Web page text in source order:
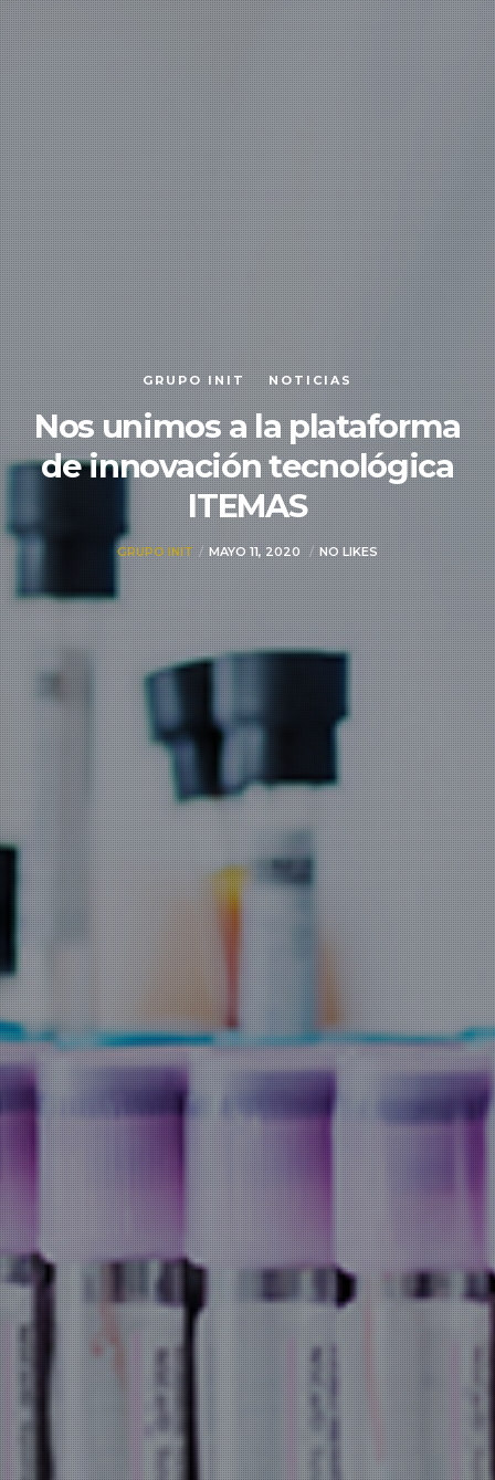
GRUPO INIT NOTICIAS
Nos unimos a la plataforma
de innovación tecnológica
ITEMAS
GRUPO INIT MAYO 11, 2020 NO LIKES